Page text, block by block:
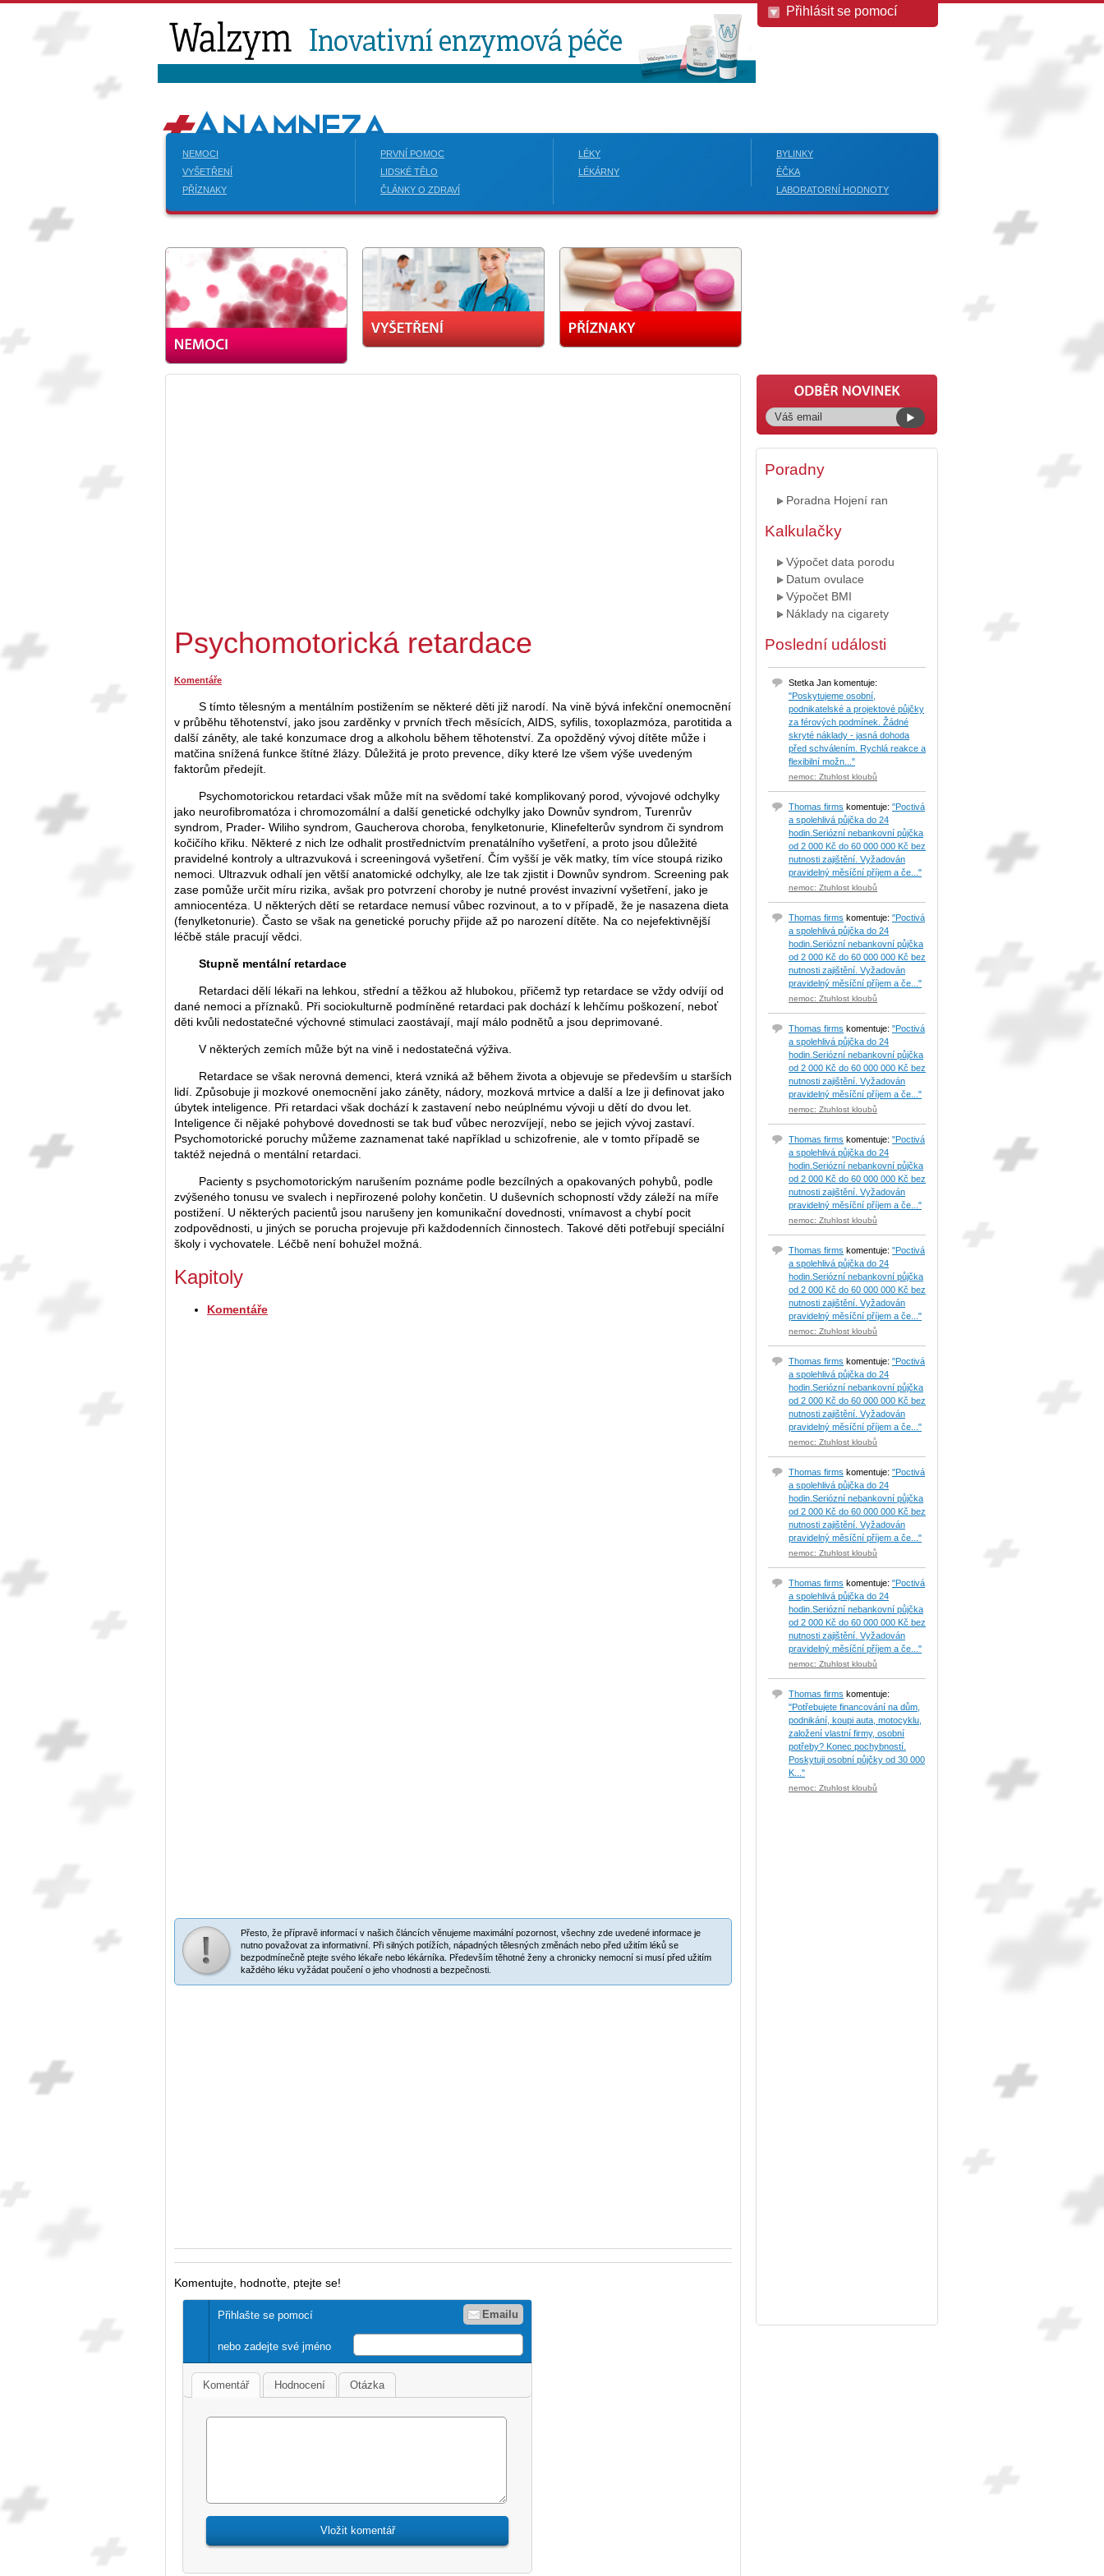
Přihlásit se pomocí
NEMOCI
VYŠETŘENÍ
PŘÍZNAKY
PRVNÍ POMOC
LIDSKÉ TĚLO
ČLÁNKY O ZDRAVÍ
LÉKY
LÉKÁRNY
BYLINKY
ÉČKA
LABORATORNÍ HODNOTY
Psychomotorická retardace
Komentáře
S tímto tělesným a mentálním postižením se některé děti již narodí. Na vině bývá infekční onemocnění
v průběhu těhotenství, jako jsou zarděnky v prvních třech měsících, AIDS, syfilis, toxoplazmóza, parotitida a
další záněty, ale také konzumace drog a alkoholu během těhotenství. Za opožděný vývoj dítěte může i
matčina snížená funkce štítné žlázy. Důležitá je proto prevence, díky které lze všem výše uvedeným
faktorům předejít.
Psychomotorickou retardaci však může mít na svědomí také komplikovaný porod, vývojové odchylky
jako neurofibromatóza i chromozomální a další genetické odchylky jako Downův syndrom, Turenrův
syndrom, Prader- Wiliho syndrom, Gaucherova choroba, fenylketonurie, Klinefelterův syndrom či syndrom
kočičího křiku. Některé z nich lze odhalit prostřednictvím prenatálního vyšetření, a proto jsou důležité
pravidelné kontroly a ultrazvuková i screeningová vyšetření. Čím vyšší je věk matky, tím více stoupá riziko
nemoci. Ultrazvuk odhalí jen větší anatomické odchylky, ale lze tak zjistit i Downův syndrom. Screening pak
zase pomůže určit míru rizika, avšak pro potvrzení choroby je nutné provést invazivní vyšetření, jako je
amniocentéza. U některých dětí se retardace nemusí vůbec rozvinout, a to v případě, že je nasazena dieta
(fenylketonurie). Často se však na genetické poruchy přijde až po narození dítěte. Na co nejefektivnější
léčbě stále pracují vědci.
Stupně mentální retardace
Retardaci dělí lékaři na lehkou, střední a těžkou až hlubokou, přičemž typ retardace se vždy odvíjí od
dané nemoci a příznaků. Při sociokulturně podmíněné retardaci pak dochází k lehčímu poškození, neboť
děti kvůli nedostatečné výchovné stimulaci zaostávají, mají málo podnětů a jsou deprimované.
V některých zemích může být na vině i nedostatečná výživa.
Retardace se však nerovná demenci, která vzniká až během života a objevuje se především u starších
lidí. Způsobuje ji mozkové onemocnění jako záněty, nádory, mozková mrtvice a další a lze ji definovat jako
úbytek inteligence. Při retardaci však dochází k zastavení nebo neúplnému vývoji u dětí do dvou let.
Inteligence či nějaké pohybové dovednosti se tak buď vůbec nerozvíjejí, nebo se jejich vývoj zastaví.
Psychomotorické poruchy můžeme zaznamenat také například u schizofrenie, ale v tomto případě se
taktéž nejedná o mentální retardaci.
Pacienty s psychomotorickým narušením poznáme podle bezcílných a opakovaných pohybů, podle
zvýšeného tonusu ve svalech i nepřirozené polohy končetin. U duševních schopností vždy záleží na míře
postižení. U některých pacientů jsou narušeny jen komunikační dovednosti, vnímavost a chybí pocit
zodpovědnosti, u jiných se porucha projevuje při každodenních činnostech. Takové děti potřebují speciální
školy i vychovatele. Léčbě není bohužel možná.
Kapitoly
Komentáře
Přesto, že přípravě informací v našich článcích věnujeme maximální pozornost, všechny zde uvedené informace je
nutno považovat za informativní. Při silných potížích, nápadných tělesných změnách nebo před užitím léků se
bezpodmínečně ptejte svého lékaře nebo lékárníka. Především těhotné ženy a chronicky nemocní si musí před užitím
každého léku vyžádat poučení o jeho vhodnosti a bezpečnosti.
Komentujte, hodnoťte, ptejte se!
Přihlašte se pomocí Emailu
nebo zadejte své jméno
Komentář Hodnocení Otázka
Poradny
Poradna Hojení ran
Kalkulačky
Výpočet data porodu
Datum ovulace
Výpočet BMI
Náklady na cigarety
Poslední události
Stetka Jan komentuje:
"Poskytujeme osobní,
podnikatelské a projektové půjčky
za férových podmínek. Žádné
skryté náklady - jasná dohoda
před schválením. Rychlá reakce a
flexibilní možn..."
nemoc: Ztuhlost kloubů
Thomas firms komentuje: "Poctivá
a spolehlivá půjčka do 24
hodin.Seriózní nebankovní půjčka
od 2 000 Kč do 60 000 000 Kč bez
nutnosti zajištění. Vyžadován
pravidelný měsíční příjem a če..."
nemoc: Ztuhlost kloubů
Thomas firms komentuje: "Poctivá
a spolehlivá půjčka do 24
hodin.Seriózní nebankovní půjčka
od 2 000 Kč do 60 000 000 Kč bez
nutnosti zajištění. Vyžadován
pravidelný měsíční příjem a če..."
nemoc: Ztuhlost kloubů
Thomas firms komentuje: "Poctivá
a spolehlivá půjčka do 24
hodin.Seriózní nebankovní půjčka
od 2 000 Kč do 60 000 000 Kč bez
nutnosti zajištění. Vyžadován
pravidelný měsíční příjem a če..."
nemoc: Ztuhlost kloubů
Thomas firms komentuje: "Poctivá
a spolehlivá půjčka do 24
hodin.Seriózní nebankovní půjčka
od 2 000 Kč do 60 000 000 Kč bez
nutnosti zajištění. Vyžadován
pravidelný měsíční příjem a če..."
nemoc: Ztuhlost kloubů
Thomas firms komentuje: "Poctivá
a spolehlivá půjčka do 24
hodin.Seriózní nebankovní půjčka
od 2 000 Kč do 60 000 000 Kč bez
nutnosti zajištění. Vyžadován
pravidelný měsíční příjem a če..."
nemoc: Ztuhlost kloubů
Thomas firms komentuje: "Poctivá
a spolehlivá půjčka do 24
hodin.Seriózní nebankovní půjčka
od 2 000 Kč do 60 000 000 Kč bez
nutnosti zajištění. Vyžadován
pravidelný měsíční příjem a če..."
nemoc: Ztuhlost kloubů
Thomas firms komentuje: "Poctivá
a spolehlivá půjčka do 24
hodin.Seriózní nebankovní půjčka
od 2 000 Kč do 60 000 000 Kč bez
nutnosti zajištění. Vyžadován
pravidelný měsíční příjem a če..."
nemoc: Ztuhlost kloubů
Thomas firms komentuje: "Poctivá
a spolehlivá půjčka do 24
hodin.Seriózní nebankovní půjčka
od 2 000 Kč do 60 000 000 Kč bez
nutnosti zajištění. Vyžadován
pravidelný měsíční příjem a če..."
nemoc: Ztuhlost kloubů
Thomas firms komentuje:
"Potřebujete financování na dům,
podnikání, koupi auta, motocyklu,
založení vlastní firmy, osobní
potřeby? Konec pochybností.
Poskytuji osobní půjčky od 30 000
K..."
nemoc: Ztuhlost kloubů